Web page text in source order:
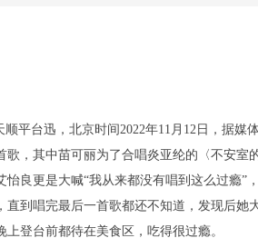
平台迅，北京时间2022年11月12日，据媒
歌，其中苗可丽为了合唱炎亚纶的〈不安室
怡良更是大喊“我从来都没有唱到这么过瘾
直到唱完最后一首歌都还不知道，发现后她
上登台前都待在美食区，吃得很过瘾。